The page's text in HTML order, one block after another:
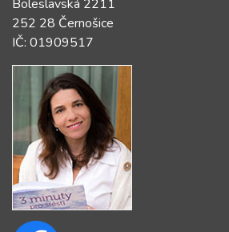
Boleslavská 2211
252 28 Černošice
IČ: 01909517